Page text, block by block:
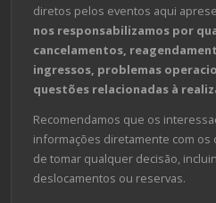
diretos pelos eventos aqui
nos responsabilizamos por
cancelamentos,
ingressos, problemas
questões relacionadas à
Recomendamos que os
informações diretamente com
de tomar qualquer decisão,
deslocamentos ou reservas.